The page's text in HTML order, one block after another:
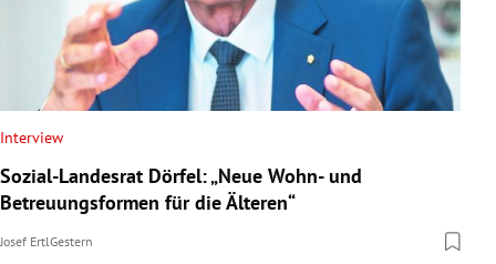
Interview
Sozial-Landesrat Dörfel: „Neue Wohn- und
Betreuungsformen für die Älteren“
Josef ErtlGestern